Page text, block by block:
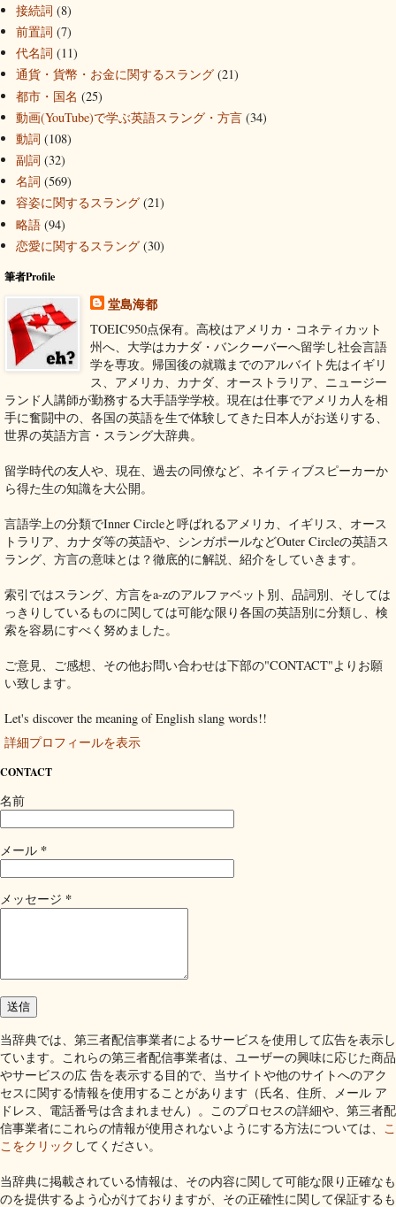
接続詞 (8)
前置詞 (7)
代名詞 (11)
通貨・貨幣・お金に関するスラング (21)
都市・国名 (25)
動画(YouTube)で学ぶ英語スラング・方言 (34)
動詞 (108)
副詞 (32)
名詞 (569)
容姿に関するスラング (21)
略語 (94)
恋愛に関するスラング (30)
筆者Profile
堂島海都
TOEIC950点保有。高校はアメリカ・コネティカット
州へ、大学はカナダ・バンクーバーへ留学し社会言語
学を専攻。帰国後の就職までのアルバイト先はイギリ
ス、アメリカ、カナダ、オーストラリア、ニュージー
ランド人講師が勤務する大手語学学校。現在は仕事でアメリカ人を相
手に奮闘中の、各国の英語を生で体験してきた日本人がお送りする、
世界の英語方言・スラング大辞典。
留学時代の友人や、現在、過去の同僚など、ネイティブスピーカーか
ら得た生の知識を大公開。
言語学上の分類でInner Circleと呼ばれるアメリカ、イギリス、オース
トラリア、カナダ等の英語や、シンガポールなどOuter Circleの英語ス
ラング、方言の意味とは？徹底的に解説、紹介をしていきます。
索引ではスラング、方言をa-zのアルファベット別、品詞別、そしては
っきりしているものに関しては可能な限り各国の英語別に分類し、検
索を容易にすべく努めました。
ご意見、ご感想、その他お問い合わせは下部の"CONTACT"よりお願
い致します。
Let's discover the meaning of English slang words!!
詳細プロフィールを表示
CONTACT
名前
メール *
メッセージ *
当辞典では、第三者配信事業者によるサービスを使用して広告を表示し
ています。これらの第三者配信事業者は、ユーザーの興味に応じた商品
やサービスの広 告を表示する目的で、当サイトや他のサイトへのアク
セスに関する情報を使用することがあります（氏名、住所、メール ア
ドレス、電話番号は含まれません）。このプロセスの詳細や、第三者配
信事業者にこれらの情報が使用されないようにする方法については、
こ
こをクリック してください。
当辞典に掲載されている情報は、その内容に関して可能な限り正確なも
のを提供するよう心がけておりますが、その正確性に関して保証するも